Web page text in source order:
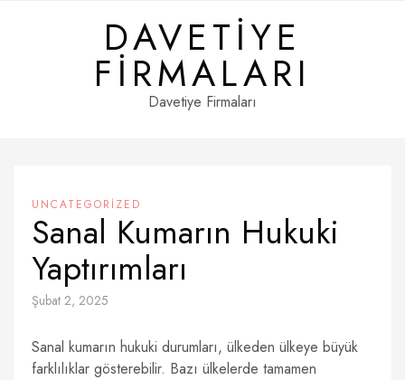
DAVETIYE
FIRMALARI
Davetiye Firmaları
UNCATEGORIZED
Sanal Kumarın Hukuki
Yaptırımları
Şubat 2, 2025
Sanal kumarın hukuki durumları, ülkeden ülkeye büyük
farklılıklar gösterebilir. Bazı ülkelerde tamamen